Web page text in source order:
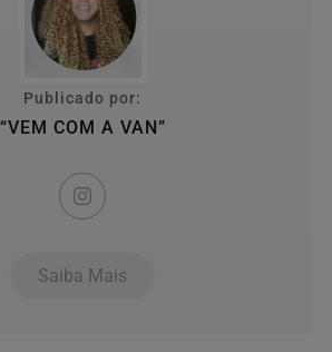
Publicado por:
“VEM COM A VAN”
Saiba Mais